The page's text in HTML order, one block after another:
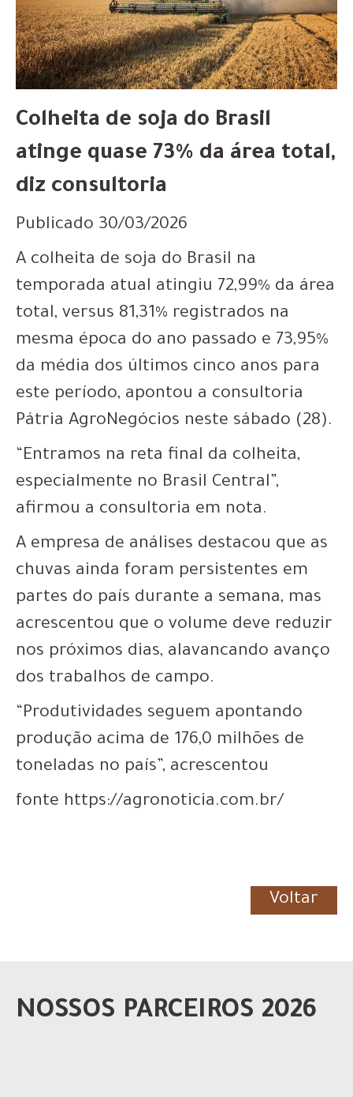
Colheita de soja do Brasil
atinge quase 73% da área total,
diz consultoria
Publicado 30/03/2026
A colheita de soja do Brasil na
temporada atual atingiu 72,99% da área
total, versus 81,31% registrados na
mesma época do ano passado e 73,95%
da média dos últimos cinco anos para
este período, apontou a consultoria
Pátria AgroNegócios neste sábado (28).
“Entramos na reta final da colheita,
especialmente no Brasil Central”,
afirmou a consultoria em nota.
A empresa de análises destacou que as
chuvas ainda foram persistentes em
partes do país durante a semana, mas
acrescentou que o volume deve reduzir
nos próximos dias, alavancando avanço
dos trabalhos de campo.
“Produtividades seguem apontando
produção acima de 176,0 milhões de
toneladas no país”, acrescentou
fonte https://agronoticia.com.br/
Voltar
NOSSOS PARCEIROS 2026